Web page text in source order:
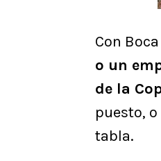
Con
o un
de la
puesto,
tabla.